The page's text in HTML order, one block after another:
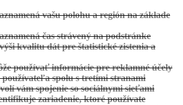
vašu polohu a región na základe
čas strávený na podstránke
kvalitu dát pre štatistické zistenia a
používať informácie pre reklamné účely
spolu s tretími stranami
vám spojenie so sociálnymi sieťami
zariadenie, ktoré používate